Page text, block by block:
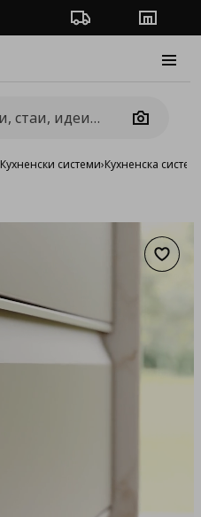
Проследяване на
Camera
Кухненски системи›Кухненска